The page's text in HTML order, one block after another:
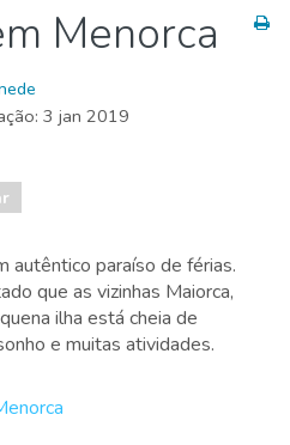
Menorca
3 jan 2019
autêntico paraíso de férias.
que as vizinhas Maiorca,
ilha está cheia de
e muitas atividades.